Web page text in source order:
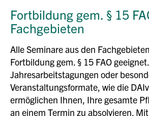
Fortbildung gem. § 15
Fachgebieten
Alle Seminare aus den
Fortbildung gem. § 15 FAO geeignet.
Jahresarbeitstagungen oder
Veranstaltungsformate, wie die
ermöglichen Ihnen, Ihre gesamte
an einem Termin zu absolvieren.